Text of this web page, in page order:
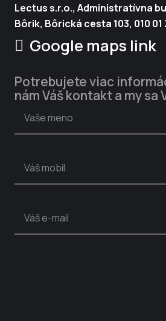
Lectus s.r.o., Administratívna
Bôrik, Bôrická cesta 103, 010 01
Google maps link
Potrebujete viac
nám Váš kontakt a my sa